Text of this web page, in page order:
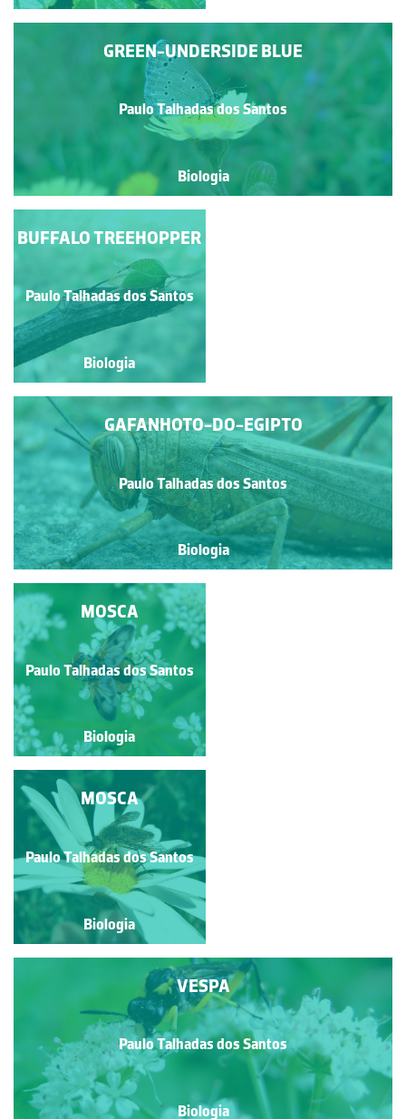
GREEN-UNDERSIDE BLUE
Paulo Talhadas dos Santos
Biologia
FALSA-VESPA
Paulo Talhadas dos Santos
Biologia
GAFANHOTO-DO-EGIPTO
Paulo Talhadas dos Santos
Biologia
BUFFALO TREEHOPPER
Paulo Talhadas dos Santos
Biologia
AFÍDEOS PARASITAS
Paulo Talhadas dos Santos
Biologia
MOSCA
Paulo Talhadas dos Santos
Biologia
ABELHA-EUROPEIA
Paulo Talhadas dos Santos
Biologia
MOSCA
Paulo Talhadas dos Santos
Biologia
VESPA
Paulo Talhadas dos Santos
Biologia